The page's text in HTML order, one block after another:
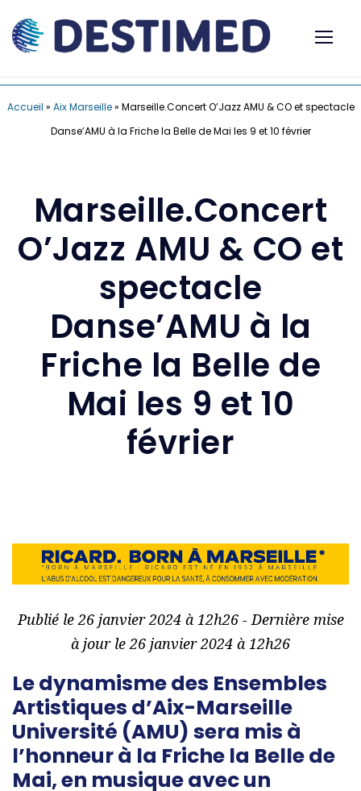
Accueil » Aix Marseille» Marseille.Concert O’Jazz AMU & CO et spectacle
Danse’AMU à la Friche la Belle de Mai les 9 et 10 février
Marseille.Concert
O’Jazz AMU & CO et
spectacle
Danse’AMU à la
Friche la Belle de
Mai les 9 et 10
février
Publié le 26 janvier 2024 à 12h26 - Dernière mise
à jour le 26 janvier 2024 à 12h26
Le dynamisme des Ensembles
Artistiques d’Aix-Marseille
Université (AMU) sera mis à
l’honneur à la Friche la Belle de
Mai, en musique avec un